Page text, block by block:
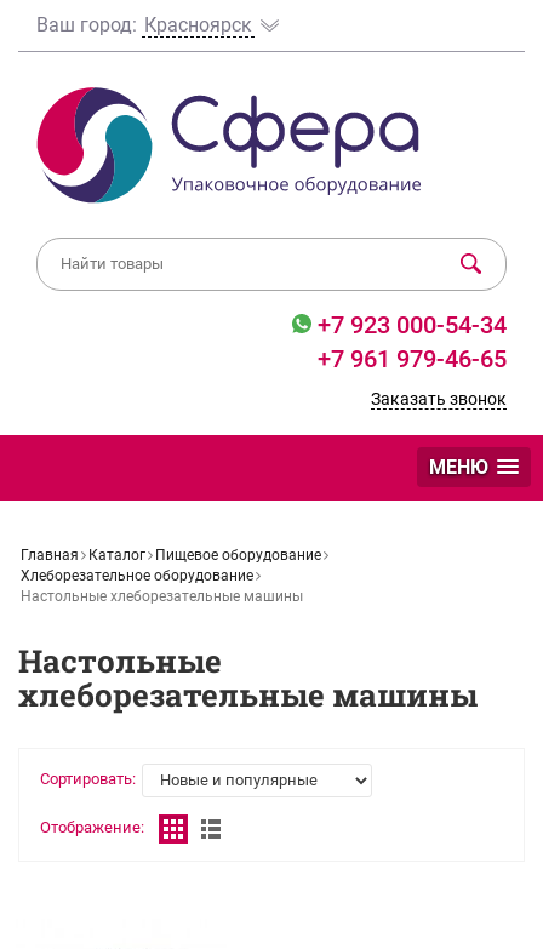
Ваш город: Красноярск
+7 923 000-54-34
+7 961 979-46-65
Заказать звонок
МЕНЮ
Главная Каталог
Пищевое оборудование
Хлеборезательное оборудование
Настольные хлеборезательные машины
Настольные
хлеборезательные машины
Сортировать:
Отображение: